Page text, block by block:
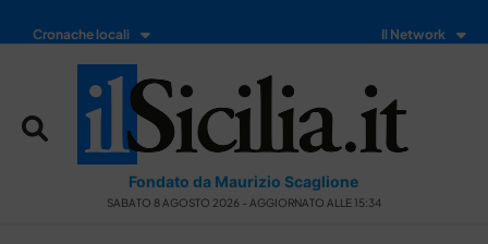
Cronache locali Il Network
Fondato da Maurizio Scaglione
SABATO 8 AGOSTO 2026 - AGGIORNATO ALLE 15:34